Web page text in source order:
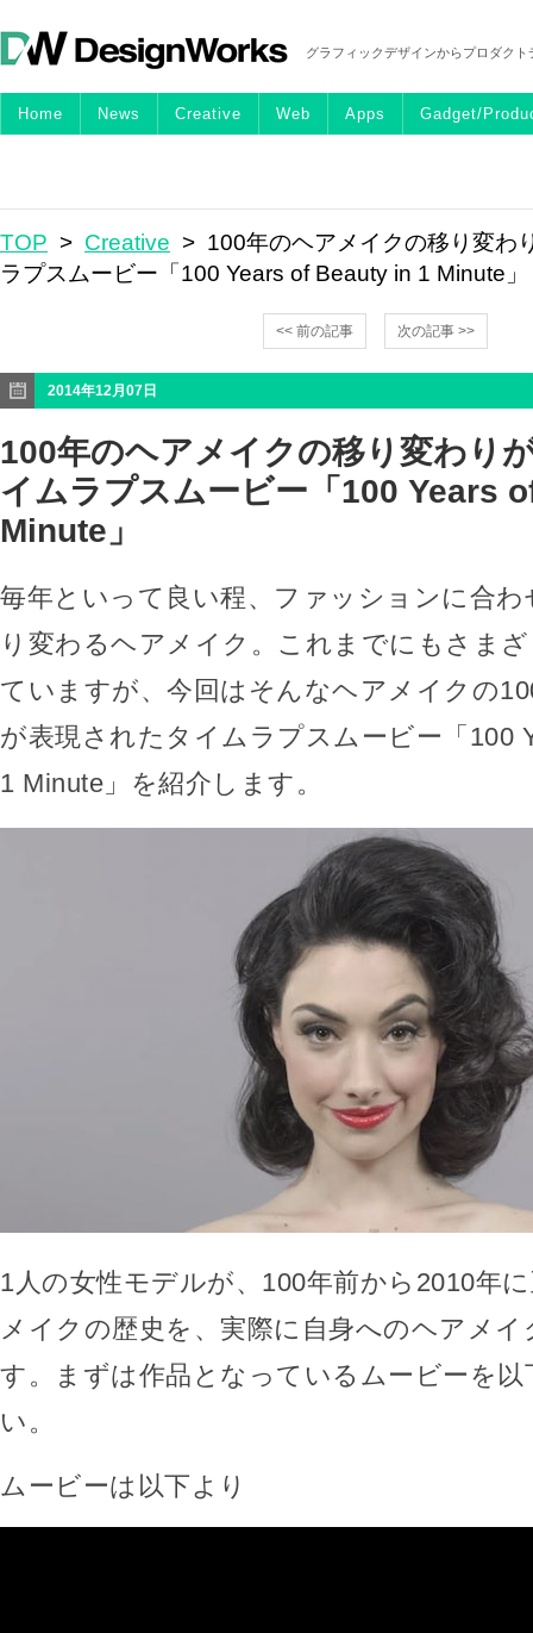
グラフィックデザインからプロダク
Home News Creative Web Apps Gadget/
TOP > Creative > 100年のヘアメイクの移り変わ
ラプスムービー「100 Years of Beauty in 1 Minute」
<< 前の記事 次の記事 >>
2014年12月07日
100年のヘアメイクの移り変わり
イムラプスムービー「100 Years
Minute」
毎年といって良い程、ファッションに合
り変わるヘアメイク。これまでにもさま
ていますが、今回はそんなヘアメイクの
が表現されたタイムラプスムービー「100
1 Minute」を紹介します。
1人の女性モデルが、100年前から2010年
メイクの歴史を、実際に自身へのヘアメ
す。まずは作品となっているムービーを
い。
ムービーは以下より